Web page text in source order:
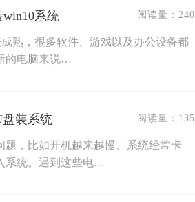
系统 阅读量： 240
熟，很多软件、游戏以及办公设备都
的电脑来说…
装系统 阅读量： 135
，比如开机越来越慢、系统经常卡
系统。遇到这些电…